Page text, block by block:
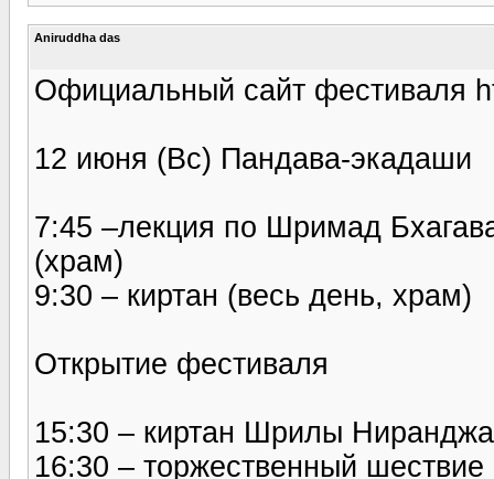
Aniruddha das
Официальный сайт фестиваля
12 июня (Вс) Пандава-экадаши
7:45 –лекция по Шримад
(храм)
9:30 – киртан (весь день, храм)
Открытие фестиваля
15:30 – киртан Шрилы
16:30 – торжественный